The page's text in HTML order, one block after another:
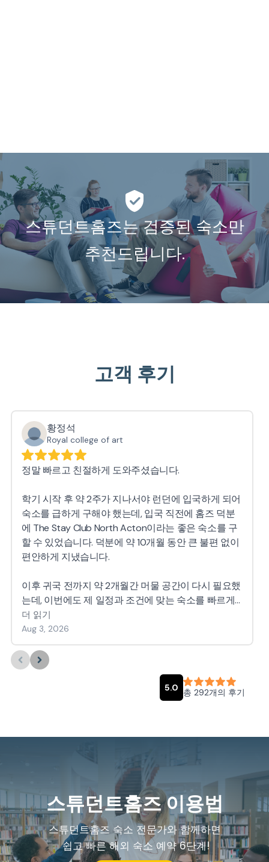
스튜던트홈즈는 검증된 숙소만
추천드립니다.
고객 후기
스튜던트홈즈 이용법
스튜던트홈즈 숙소 전문가와 함께하면
쉽고 빠른 해외 숙소 예약 6단계!